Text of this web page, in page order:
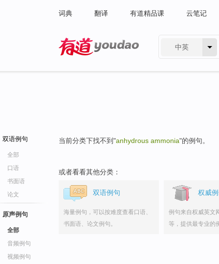
词典 翻译 有道精品课 云笔记
中英
双语例句
全部
口语
书面语
论文
原声例句
全部
音频例句
视频例句
当前分类下找不到"anhydrous ammonia"的例句。
或者看看其他分类：
双语例句
海量例句，可以按难度查看口语、
书面语、论文例句。
权威
例句来自权威英文
等，提供最专业的